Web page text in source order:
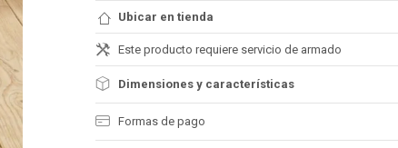
Ubicar en tienda
Este producto requiere servicio de armado
Dimensiones y características
Formas de pago